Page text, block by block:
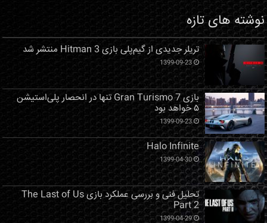
نوشته های تازه
تریلر جدیدی از گیم‌پلی بازی Hitman 3 منتشر شد
1399-09-23
بازی Gran Turismo 7 تنها در انحصار پلی‌استیشن
۵ خواهد بود
1399-09-23
Halo Infinite
1399-04-30
تحلیل فنی و بررسی عملکرد بازی The Last of Us
Part 2
1399-04-29